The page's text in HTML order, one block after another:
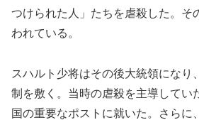
つけられた人」たちを虐殺した。そ
われている。
スハルト少将はその後大統領になり
制を敷く。当時の虐殺を主導してい
国の重要なポストに就いた。さらに